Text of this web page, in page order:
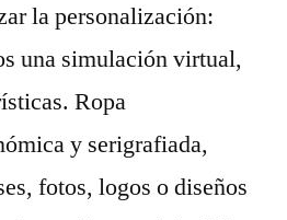
la personalización:
una simulación virtual,
Ropa
y serigrafiada,
fotos, logos o diseños